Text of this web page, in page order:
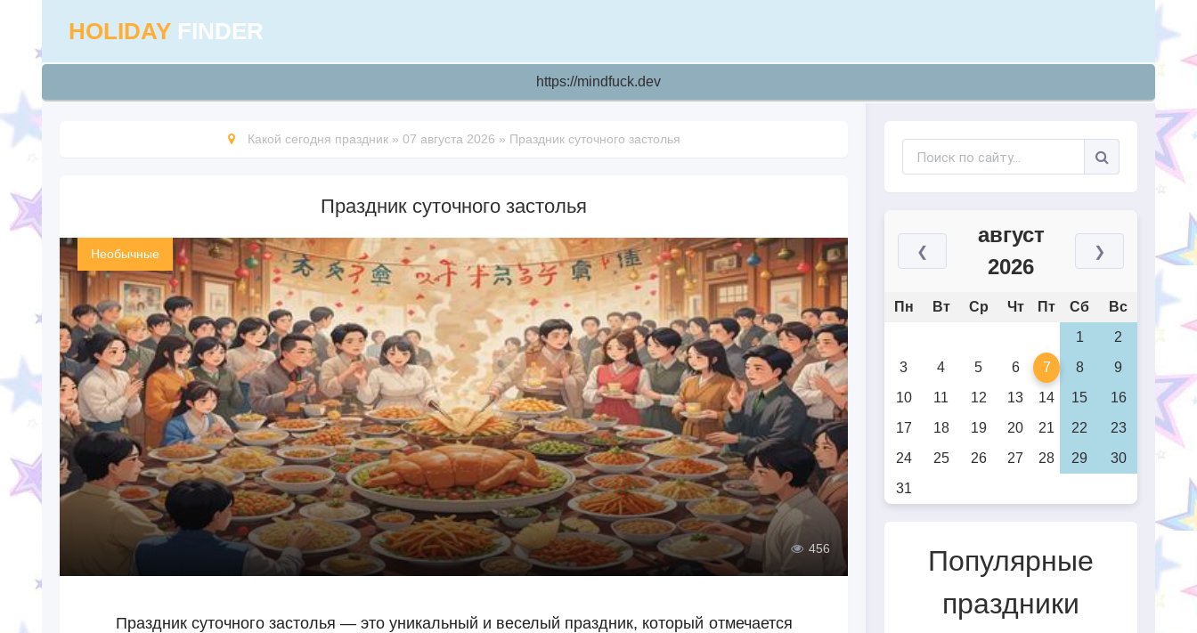
HOLIDAY FINDER
https://mindfuck.dev
Какой сегодня праздник » 07 августа 2026 » Праздник суточного застолья
Праздник суточного застолья
Необычные
456
Праздник суточного застолья — это уникальный и веселый праздник, который отмечается
❮
август
2026
❯
Пн Вт Ср Чт Пт Сб
Вс
1
2
3
4 5 6 7 8
9
10
11 12 13 14 15
16
17
18 19 20 21 22
23
24
25 26 27 28 29
30
31
Популярные
праздники